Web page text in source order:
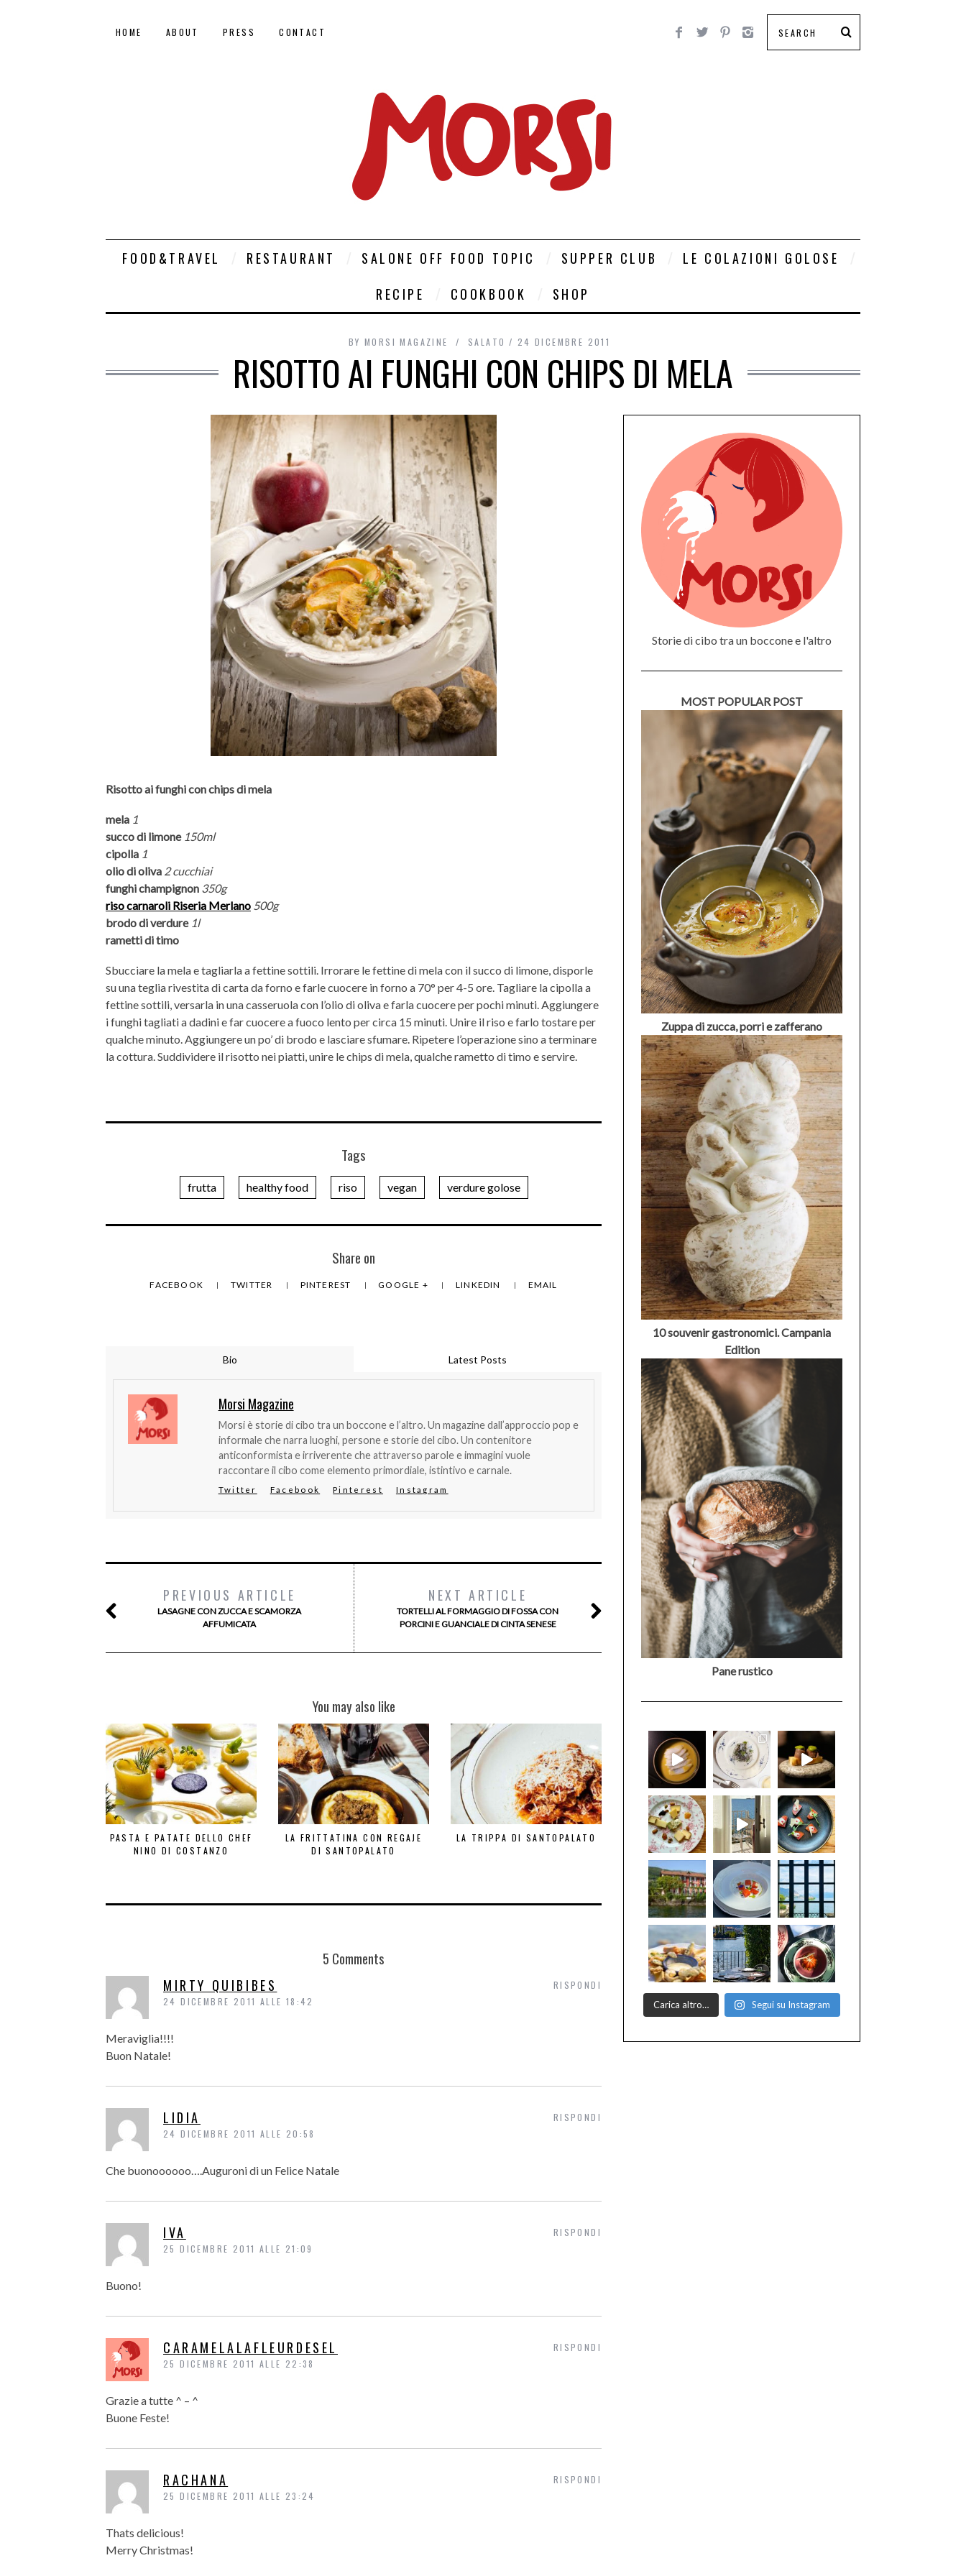
HOME ABOUT PRESS CONTACT
FOOD&TRAVEL RESTAURANT SALONE OFF FOOD TOPIC SUPPER CLUB
LE COLAZIONI GOLOSE
RECIPE
COOKBOOK SHOP
BY MORSI MAGAZINE SALATO 24 DICEMBRE 2011
RISOTTO AI FUNGHI CON CHIPS DI MELA
Risotto ai funghi con chips di mela
mela 1
succo di limone 150ml
cipolla 1
olio di oliva 2 cucchiai
funghi champignon 350g
riso carnaroli Riseria Merlano 500g
brodo di verdure 1l
rametti di timo
Sbucciare la mela e tagliarla a fettine sottili. Irrorare le fettine di mela con il succo di limone, disporle
su una teglia rivestita di carta da forno e farle cuocere in forno a 70° per 4-5 ore. Tagliare la cipolla a
fettine sottili, versarla in una casseruola con l’olio di oliva e farla cuocere per pochi minuti. Aggiungere
i funghi tagliati a dadini e far cuocere a fuoco lento per circa 15 minuti. Unire il riso e farlo tostare per
qualche minuto. Aggiungere un po’ di brodo e lasciare sfumare. Ripetere l’operazione sino a terminare
la cottura. Suddividere il risotto nei piatti, unire le chips di mela, qualche rametto di timo e servire.
Tags
frutta healthy food riso vegan verdure golose
Share on
FACEBOOK TWITTER PINTEREST GOOGLE + LINKEDIN EMAIL
Bio Latest Posts
Morsi Magazine
Morsi è storie di cibo tra un boccone e l’altro. Un magazine dall’approccio pop e
informale che narra luoghi, persone e storie del cibo. Un contenitore
anticonformista e irriverente che attraverso parole e immagini vuole
raccontare il cibo come elemento primordiale, istintivo e carnale.
Twitter Facebook Pinterest Instagram
PREVIOUS ARTICLE
LASAGNE CON ZUCCA E SCAMORZA
AFFUMICATA
NEXT ARTICLE
TORTELLI AL FORMAGGIO DI FOSSA CON
PORCINI E GUANCIALE DI CINTA SENESE
You may also like
PASTA E PATATE DELLO CHEF
NINO DI COSTANZO
LA FRITTATINA CON REGAJE
DI SANTOPALATO
LA TRIPPA DI SANTOPALATO
5 Comments
MIRTY QUIBIBES
24 DICEMBRE 2011 ALLE 18:42
Meraviglia!!!!
Buon Natale!
RISPONDI
LIDIA
24 DICEMBRE 2011 ALLE 20:58
Che buonoooooo….Auguroni di un Felice Natale
RISPONDI
IVA
25 DICEMBRE 2011 ALLE 21:09
Buono!
RISPONDI
CARAMELALAFLEURDESEL
25 DICEMBRE 2011 ALLE 22:38
Grazie a tutte ^ – ^
Buone Feste!
RISPONDI
RACHANA
25 DICEMBRE 2011 ALLE 23:24
Thats delicious!
Merry Christmas!
RISPONDI
Storie di cibo tra un boccone e l'altro
MOST POPULAR POST
Zuppa di zucca, porri e zafferano
10 souvenir gastronomici. Campania
Edition
Pane rustico
Carica altro… Segui su Instagram